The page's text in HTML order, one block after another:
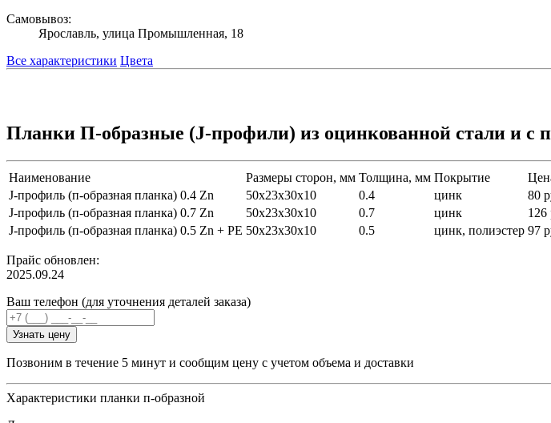
Самовывоз:
Ярославль, улица Промышленная, 18
Все характеристики Цвета
Планки П-образные (J-профили) из оцинкованной стали и с
Наименование Размеры сторон, мм Толщина, мм Покрытие
J-профиль (п-образная планка) 0.4 Zn
50х23х30х10 0.4 цинк 80
J-профиль (п-образная планка) 0.7 Zn
50х23х30х10 0.7 цинк 126
J-профиль (п-образная планка) 0.5 Zn + PE 50х23х30х10 0.5 цинк, полиэстер 97
Прайс обновлен:
2025.09.24
Ваш телефон (для уточнения деталей заказа)
Узнать цену
Позвоним в течение 5 минут и сообщим цену с учетом объема и доставки
Характеристики планки п-образной